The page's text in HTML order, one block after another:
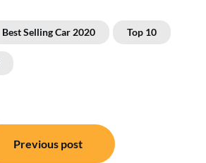
Best Selling Car 2020 Top 10
Previous post